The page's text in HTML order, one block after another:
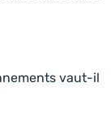
vaut-il